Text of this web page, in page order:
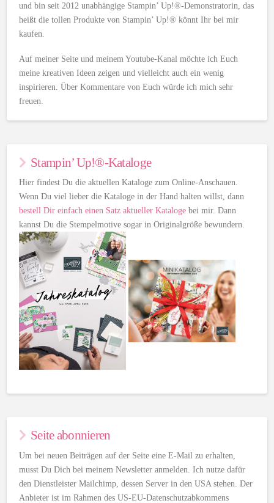
und bin seit 2012 unabhängige Stampin’ Up!®-Demonstratorin, das
heißt die tollen Produkte von Stampin’ Up!® könnt Ihr bei mir
kaufen.
Auf meiner Seite und meinem Youtube-Kanal möchte ich Euch
meine kreativen Ideen zeigen und vielleicht auch ein wenig
inspirieren. Über Kommentare von Euch würde ich mich sehr
freuen.
Stampin’ Up!®-Kataloge
Hier findest Du die aktuellen Kataloge zum Online-Anschauen.
Wenn Du viel lieber die Kataloge in der Hand halten willst, dann
bestell Dir einfach einen Satz aktueller Kataloge bei mir. Dann
kannst Du die Stempelmotive sogar in Originalgröße bewundern.
Seite abonnieren
Um bei neuen Beiträgen auf der Seite eine E-Mail zu erhalten,
musst Du Dich bei meinem Newsletter anmelden. Ich nutze dafür
den Dienstleister Mailchimp, dessen Server in den USA stehen. Der
Anbieter ist im Rahmen des US-EU-Datenschutzabkommens